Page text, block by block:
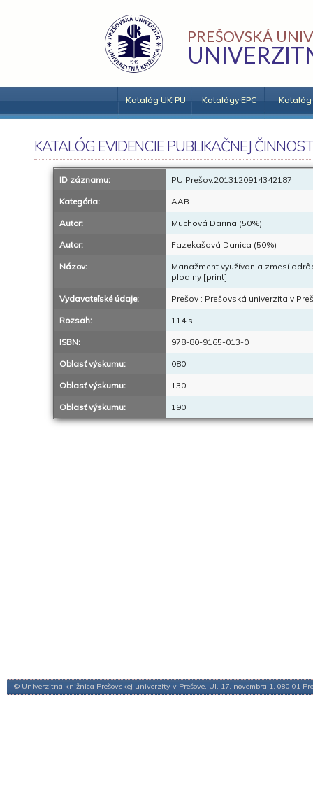
PREŠOVSKÁ
Katalóg UK PU Katalógy EPC Katalóg
KATALÓG EVIDENCIE PUBLIKAČNEJ
ID záznamu: PU.Prešov.2013120914342187
Kategória: AAB
Autor: Muchová Darina (50%)
Autor: Fazekašová Danica (50%)
Názov:
Manažment využívania zmesí
plodiny [print]
Vydavateľské údaje: Prešov : Prešovská univerzita v
Rozsah: 114 s.
ISBN: 978-80-9165-013-0
Oblasť výskumu: 080
Oblasť výskumu: 130
Oblasť výskumu: 190
© Univerzitná knižnica Prešovskej univerzity v Prešove, Ul. 17. novembra 1, 080 01